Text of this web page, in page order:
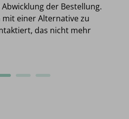
der Bestellung.
einer Alternative zu
das nicht mehr